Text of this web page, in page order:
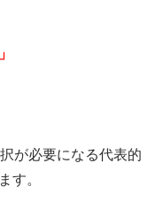
が必要になる代表的
す。